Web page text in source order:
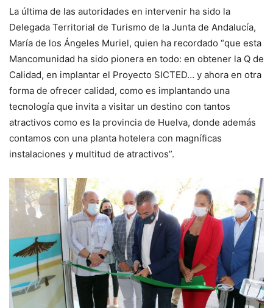
La última de las autoridades en intervenir ha sido la
Delegada Territorial de Turismo de la Junta de Andalucía,
María de los Ángeles Muriel, quien ha recordado “que esta
Mancomunidad ha sido pionera en todo: en obtener la Q de
Calidad, en implantar el Proyecto SICTED… y ahora en otra
forma de ofrecer calidad, como es implantando una
tecnología que invita a visitar un destino con tantos
atractivos como es la provincia de Huelva, donde además
contamos con una planta hotelera con magníficas
instalaciones y multitud de atractivos”.